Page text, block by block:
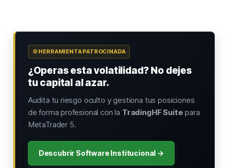
⚙️ HERRAMIENTA PATROCINADA
¿Operas esta volatilidad? No dejes
tu capital al azar.
Audita tu riesgo oculto y gestiona tus posiciones
de forma profesional con la TradingHF Suite para
MetaTrader 5.
Descubrir Software Institucional →